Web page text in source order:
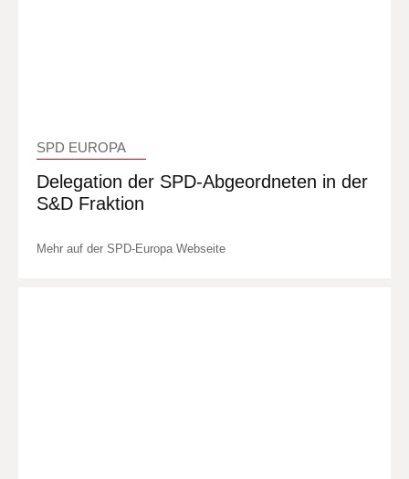
SPD EUROPA
Delegation der SPD-Abgeordneten in der
S&D Fraktion
Mehr auf der SPD-Europa Webseite